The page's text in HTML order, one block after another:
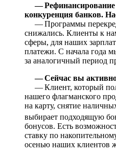
— Рефинансирование
конкуренция банков.
— Программы
снижались. Клиенты к
сферы, для наших
платежи. С начала года
за аналогичный период
— Сейчас вы активно
— Клиент, который
нашего флагманского
на карту, снятие
выбирает подходящую
бонусов. Есть
ставку по
осенью наших клиентов